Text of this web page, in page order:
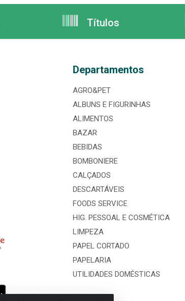
Títulos
Departamentos
AGRO&PET
ALBUNS E FIGURINHAS
ALIMENTOS
BAZAR
BEBIDAS
BOMBONIERE
CALÇADOS
DESCARTÁVEIS
FOODS SERVICE
HIG. PESSOAL E COSMÉTICA
LIMPEZA
PAPEL CORTADO
PAPELARIA
UTILIDADES DOMÉSTICAS